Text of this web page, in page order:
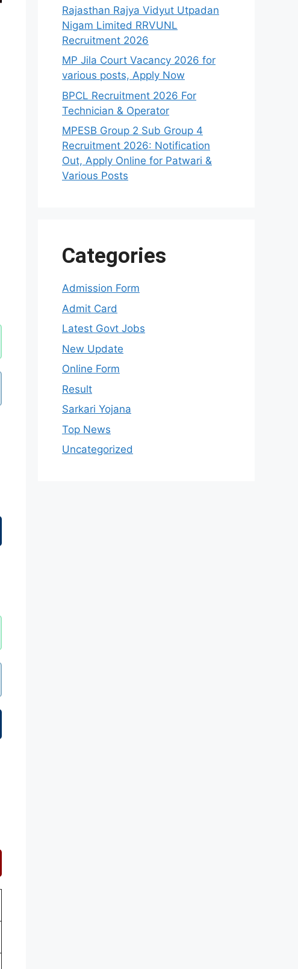
Rajasthan Rajya Vidyut Utpadan
Nigam Limited RRVUNL
Recruitment 2026
MP Jila Court Vacancy 2026 for
various posts, Apply Now
BPCL Recruitment 2026 For
Technician & Operator
MPESB Group 2 Sub Group 4
Recruitment 2026: Notification
Out, Apply Online for Patwari &
Various Posts
Categories
Admission Form
Admit Card
Latest Govt Jobs
New Update
Online Form
Result
Sarkari Yojana
Top News
Uncategorized